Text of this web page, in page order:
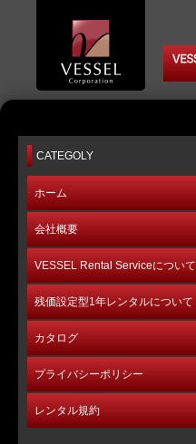
CATEGOLY
ホーム
会社概要
VESSEL Rental Serviceについて
残価設定型1年レンタルについて
カタログ
プライバシーポリシー
レンタル規約